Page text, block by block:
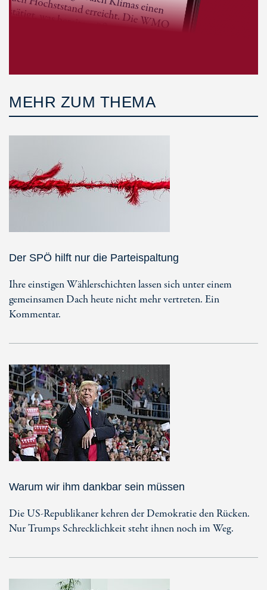
MEHR ZUM THEMA
Der SPÖ hilft nur die Parteispaltung
Ihre einstigen Wählerschichten lassen sich unter einem
gemeinsamen Dach heute nicht mehr vertreten. Ein
Kommentar.
Warum wir ihm dankbar sein müssen
Die US-Republikaner kehren der Demokratie den Rücken.
Nur Trumps Schrecklichkeit steht ihnen noch im Weg.